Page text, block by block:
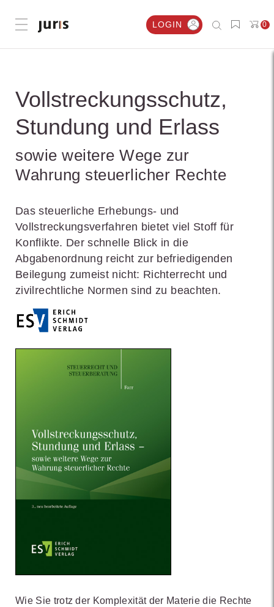
Menü öffnen LOGIN 0
Vollstreckungsschutz,
Stundung und Erlass
sowie weitere Wege zur
Wahrung steuerlicher Rechte
Das steuerliche Erhebungs- und
Vollstreckungsverfahren bietet viel Stoff für
Konflikte. Der schnelle Blick in die
Abgabenordnung reicht zur befriedigenden
Beilegung zumeist nicht: Richterrecht und
zivilrechtliche Normen sind zu beachten.
Wie Sie trotz der Komplexität der Materie die Rechte